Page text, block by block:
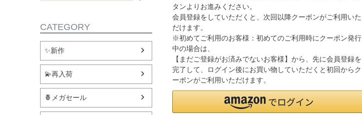
CATEGORY
✨新作
💫再入荷
🍍メガセール
タンよりお進みください。
会員登録をしていただくと、次回以降クーポンがご利用いた
だけます。
※初めてご利用のお客様：初めてのご利用時にクーポン発行
中の場合は、
【まだご登録がお済みでないお客様】から、先に会員登録を
完了して、ログイン後にお買い物していただくと初回からク
ーポンがご利用いただけます。